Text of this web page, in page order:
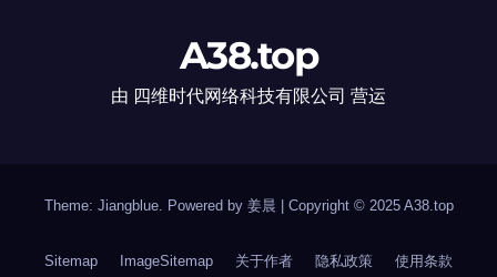
A38.top
由 四维时代网络科技有限公司 营运
Theme: Jiangblue. Powered by 姜晨 Copyright © 2025 A38.top
Sitemap ImageSitemap 关于作者 隐私政策 使用条款